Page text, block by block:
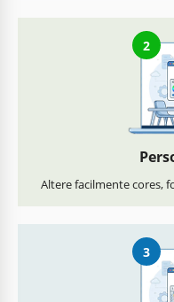
2
Altere facilmente cores,
3